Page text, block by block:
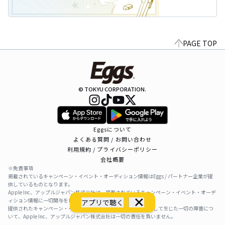
アプリで聴く
PAGE TOP
© TOKYU CORPORATION.
Eggsについて
よくある質問 / お問い合わせ
利用規約 / プライバシーポリシー
会社概要
※免責事項
掲載されているキャンペーン・イベント・オーディション情報はEggs / パートナー企業が提
供しているものとなります。
Apple Inc、アップルジャパン株式会社は、掲載されているキャンペーン・イベント・オーデ
ィション情報に一切関与をしておりません。
提供されたキャンペーン・イベント・オーディション情報を利用して生じた一切の障害につ
いて、Apple Inc、アップルジャパン株式会社は一切の責任を負いません。